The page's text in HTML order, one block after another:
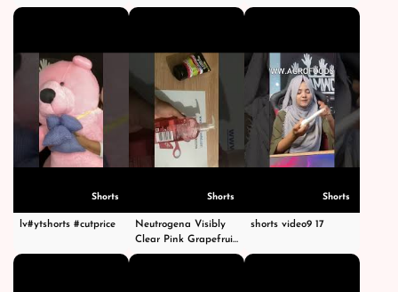
Juice l Order:-
😃 #shorts #ytshorts
Shorts
lv#ytshorts #cutprice
Shorts
Neutrogena Visibly
Clear Pink Grapefruit
Facial Wash -
Shorts
shorts video9 17